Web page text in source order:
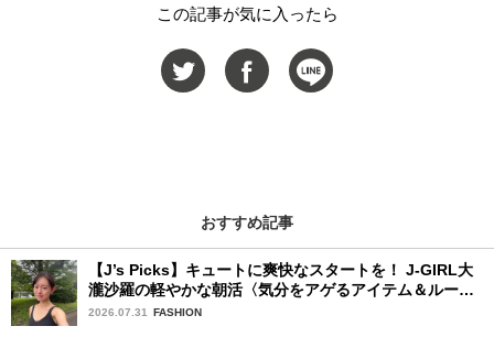
この記事が気に入ったら
おすすめ記事
【J’s Picks】キュートに爽快なスタートを！ J-GIRL大
瀧沙羅の軽やかな朝活〈気分をアゲるアイテム＆ルーテ
ィーン〉
2026.07.31 FASHION